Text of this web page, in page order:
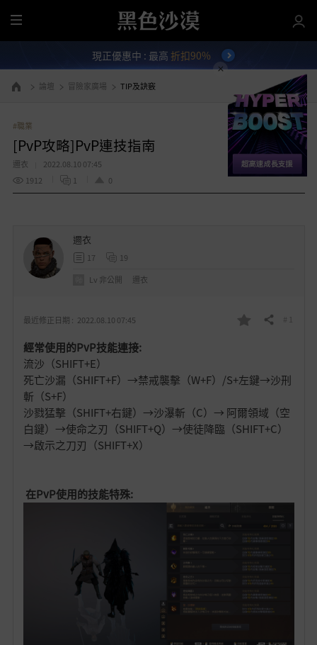
全
部
單
現正優惠中 : 最高 折扣90%
前往首頁 論壇 冒險家廣場 TIP及訣竅
#職業
[PvP攻略]PvP連技指南
邇衣
2022.08.10 07:45
1912
1 0
最近修正日期 : 2022.08.10 07:45
最
愛
分享 # 1
經常使用的PvP技能連接:
流沙（SHIFT+E）
死亡沙漏（SHIFT+F）→禁戒襲擊（W+F）/S+左鍵→沙刑
斬（S+F）
沙戮猛擊（SHIFT+右鍵）→沙瀑斬（C）→ 阿爾領域（空
白鍵）→使命之刃（SHIFT+Q）→使徒降臨（SHIFT+C）
→啟示之刀刃（SHIFT+X）
在PvP使用的技能特殊:
邇衣
17
19
Lv 非公開 邇衣